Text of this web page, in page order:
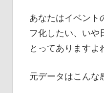
あなたはイベント
フ化したい、いや
とってありますよ
元データはこんな